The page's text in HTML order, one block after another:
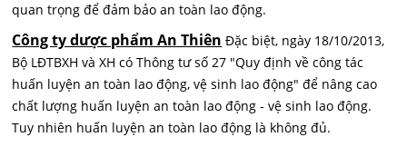
quan trọng để đảm bảo an toàn lao động.
Công ty dược phẩm An Thiên Đặc biệt, ngày 18/10/2013,
Bộ LĐTBXH và XH có Thông tư số 27 "Quy định về công tác
huấn luyện an toàn lao động, vệ sinh lao động" để nâng cao
chất lượng huấn luyện an toàn lao động - vệ sinh lao động.
Tuy nhiên huấn luyện an toàn lao động là không đủ.